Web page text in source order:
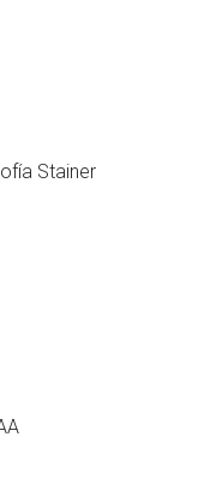
Stainer